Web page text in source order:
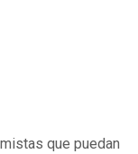
que puedan